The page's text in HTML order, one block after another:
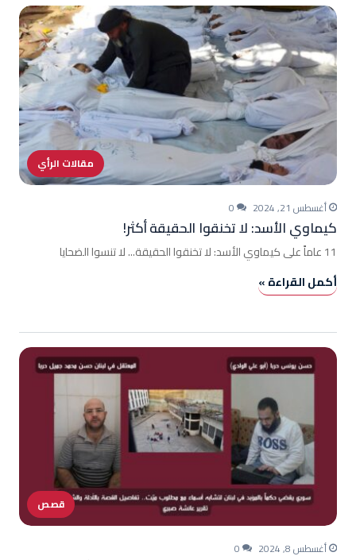
مقالات الرأي
أغسطس 21, 2024 0
كيماوي الأسد: لا تخنقوا الحقيقة أكثر!
11 عاماً على كيماوي الأسد: لا تخنقوا الحقيقة... لا تنسوا الضحايا
أكمل القراءة »
قصص
أغسطس 8, 2024 0